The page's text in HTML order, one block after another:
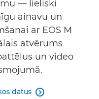
— lieliski
ainavu un
ar EOS M
atvērums
un video
datus 